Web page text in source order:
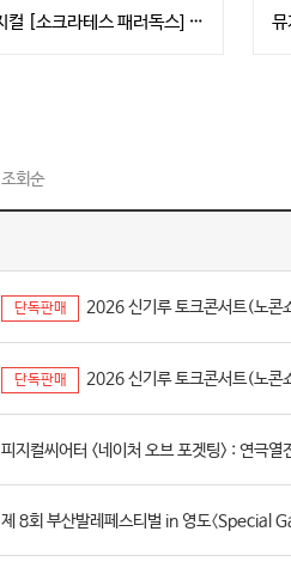
뮤지컬 [소크라테스 패러독스] 1차 티켓오픈 안내
조회순
단독판매 2026 신기루 토크콘서트(노콘
단독판매 2026 신기루 토크콘서트(노콘
피지컬씨어터 <네이처 오브 포겟팅> : 연극
제 8회 부산발레페스티벌 in 영도〈Special